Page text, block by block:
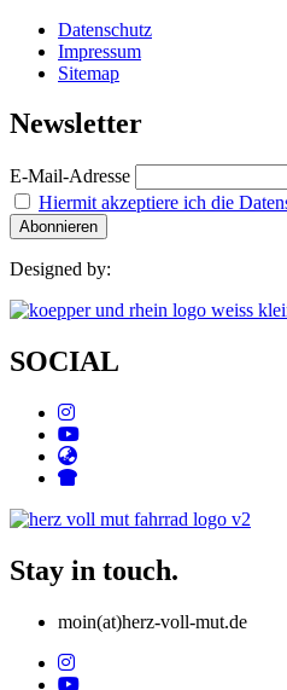
Datenschutz
Impressum
Sitemap
Newsletter
E-Mail-Adresse
Hiermit akzeptiere ich die
Designed by:
SOCIAL
Stay in touch.
moin(at)herz-voll-mut.de